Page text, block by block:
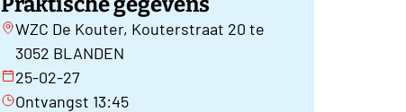
WZC De Kouter, Kouterstraat 20 te
3052 BLANDEN
25-02-27
Ontvangst 13:45